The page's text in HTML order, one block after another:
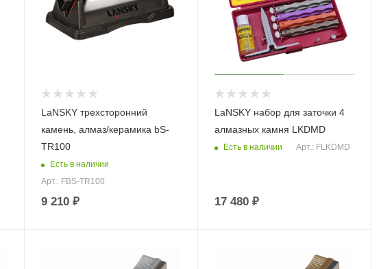
LaNSKY трехсторонний
камень, алмаз/керамика bS-
TR100
Есть в наличии
Арт.: FBS-TR100
9 210 ₽
LaNSKY набор для заточки 4
алмазных камня LKDMD
Есть в наличии Арт.: FLKDMD
17 480 ₽